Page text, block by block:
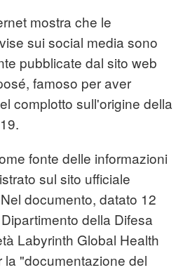
mostra che le
sui social media sono
pubblicate dal sito web
famoso per aver
complotto sull'origine della
fonte delle informazioni
sul sito ufficiale
documento, datato 12
della Difesa
Labyrinth Global Health
la "documentazione del